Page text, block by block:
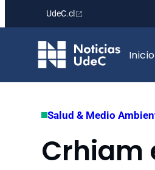
contenido
UdeC.cl
Inicio
Salud & Medio
Crhiam